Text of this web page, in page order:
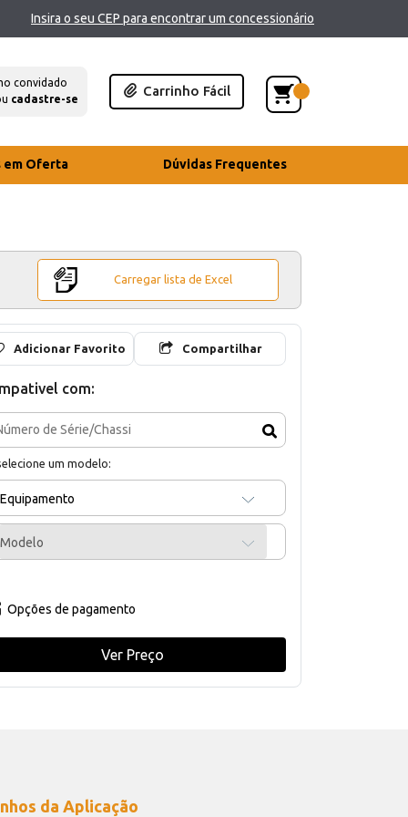
Insira o seu CEP para encontrar um concessionário
convidado
cadastre-se
Carrinho Fácil
em Oferta Dúvidas Frequentes
Carregar lista de Excel
Adicionar Favorito Compartilhar
com:
um modelo:
Equipamento
Modelo
Opções de pagamento
Ver Preço
da Aplicação